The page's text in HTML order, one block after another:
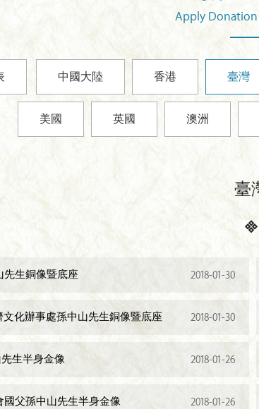
Apply
中國大陸 香港 臺灣
美國 英國 澳洲
臺
2018-01-30
先生銅像暨底座
2018-01-30
文化辦事處孫中山先生銅像暨底座
2018-01-26
先生半身金像
2018-01-26
國父孫中山先生半身金像